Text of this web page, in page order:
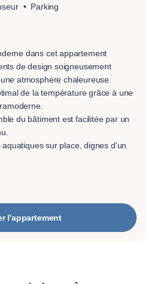
Parking
dans cet appartement
de design soigneusement
atmosphère chaleureuse.
de la température grâce à une
du bâtiment est facilitée par un
sur place, dignes d'un
l'appartement